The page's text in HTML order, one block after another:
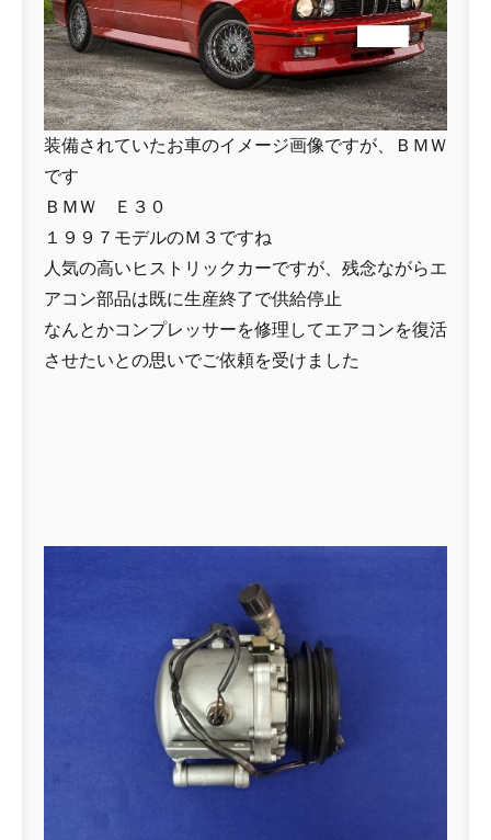
装備されていたお車のイメージ画像ですが、ＢＭＷ
です
ＢＭＷ Ｅ３０
１９９７モデルのＭ３ですね
人気の高いヒストリックカーですが、残念ながらエ
アコン部品は既に生産終了で供給停止
なんとかコンプレッサーを修理してエアコンを復活
させたいとの思いでご依頼を受けました